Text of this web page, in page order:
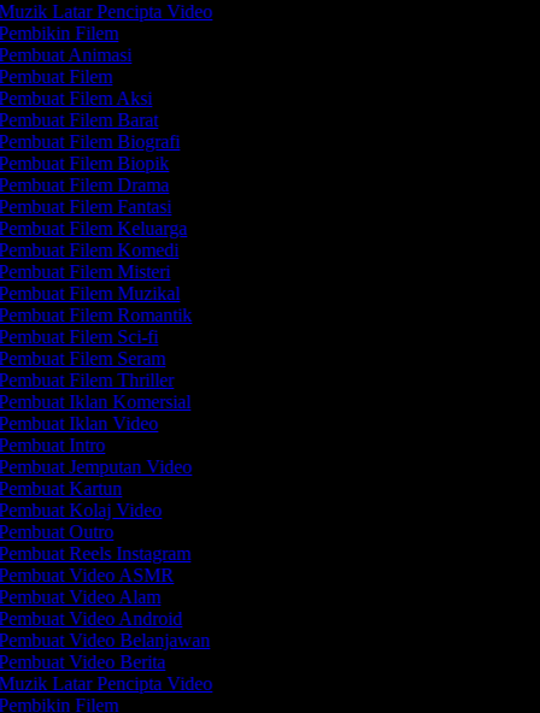
Latar Pencipta Video
Filem
Animasi
Filem
Filem Aksi
Filem Barat
Filem Biografi
Filem Biopik
Filem Drama
Filem Fantasi
Filem Keluarga
Filem Komedi
Filem Misteri
Filem Muzikal
Filem Romantik
Filem Sci-fi
Filem Seram
Filem Thriller
Iklan Komersial
Iklan Video
Intro
Jemputan Video
Kartun
Kolaj Video
Outro
Reels Instagram
Video ASMR
Video Alam
Video Android
Video Belanjawan
Video Berita
Latar Pencipta Video
Filem